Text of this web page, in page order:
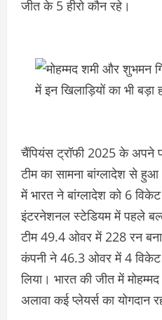
जीत के 5 हीरो कौन रहे।
चैंपियंस ट्रॉफी 2025 के अपने
टीम का सामना बांग्‍लादेश से
में भारत ने बांग्‍लादेश को 6
इंटरनेशनल स्‍टेडियम में पहले
टीम 49.4 ओवर में 228 रन बना
कंपनी ने 46.3 ओवर में 4
लिया। भारत की जीत में
अलावा कई प्‍लेयर्स का योगदान